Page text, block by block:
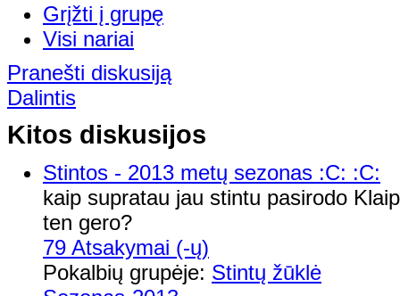
Grįžti į grupę
Visi nariai
Pranešti diskusiją
Dalintis
Kitos diskusijos
Stintos - 2013 metų sezonas :C: :C:
kaip supratau jau stintu pasirodo
ten gero?
79 Atsakymai (-ų)
Pokalbių grupėje: Stintų žūklė